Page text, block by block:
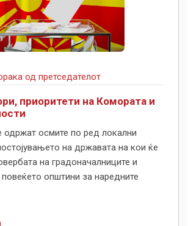
од претседателот
приоритети на Комората и
одржат осмите по ред локални
на државата на кои ќе
на градоначалниците и
општини за наредните